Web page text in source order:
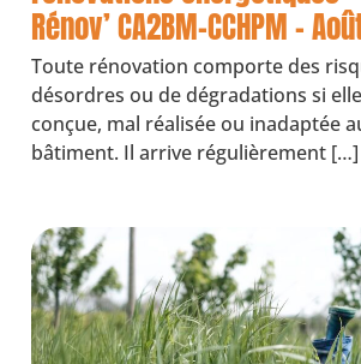
Rénov’ CA2BM-CCHPM –
Toute rénovation comporte des
désordres ou de dégradations si
conçue, mal réalisée ou inadaptée
bâtiment. Il arrive régulièrement […]